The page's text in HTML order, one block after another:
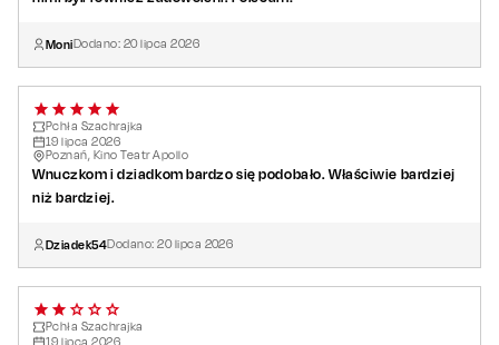
Scenariusz i reżyseria:
Scenografia:Jarosław Wójcik
Kostiumy:Teresa Lewoszewska
Coach wokalny:
Reżyseria dźwięku:Filip Perkowski
Produkcja:Kamil Obara
MoniDodano: 20lipca 2026
Pchła Szachrajka
19 lipca 2026
Poznań, Kino Teatr Apollo
Wnuczkom i dziadkom bardzo się podobało. Właściwie bardziej
niż bardziej.
Dziadek54Dodano:20 lipca 2026
Pchła Szachrajka